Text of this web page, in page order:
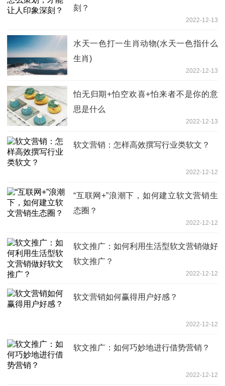
刻？
2022-12-13
水天一色打一生肖动物(水天一色指什么
生肖)
2022-12-13
怕无归期+怕空欢喜+怕来者不是你的意
思是什么
2022-12-13
软文营销：怎样高效撰写行业类软文？
2022-12-12
“互联网+”浪潮下，如何建立软文营销生
态圈？
2022-12-12
软文推广：如何利用生活型软文营销做好
软文推广？
2022-12-12
软文营销如何赢得用户好感？
2022-12-12
软文推广：如何巧妙地进行借势营销？
2022-12-12